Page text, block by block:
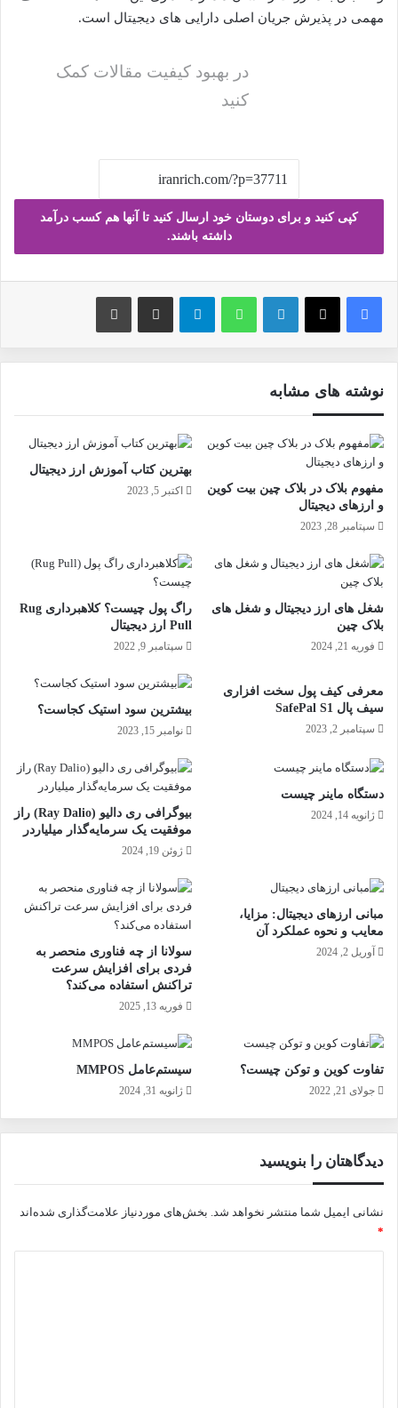
مهمی در پذیرش جریان اصلی دارایی های دیجیتال است.
در بهبود کیفیت مقالات کمک
کنید
کپی کنید و برای دوستان خود ارسال کنید تا آنها هم کسب درآمد
داشته باشند.
فیس بوک X لینکدین واتس آپ تلگرام ارسال ایمیل چاپ
نوشته های مشابه
مفهوم بلاک در بلاک چین بیت کوین
و ارزهای دیجیتال
سپتامبر 28, 2023
بهترین کتاب آموزش ارز دیجیتال
اکتبر 5, 2023
شغل های ارز دیجیتال و شغل های
بلاک چین
فوریه 21, 2024
راگ پول چیست؟ کلاهبرداری Rug
Pull ارز دیجیتال
سپتامبر 9, 2022
معرفی کیف پول سخت افزاری
سیف پال SafePal S1
سپتامبر 2, 2023
بیشترین سود استیک کجاست؟
نوامبر 15, 2023
دستگاه ماینر چیست
ژانویه 14, 2024
بیوگرافی ری دالیو (Ray Dalio) راز
موفقیت یک سرمایه‌گذار میلیاردر
ژوئن 19, 2024
مبانی ارزهای دیجیتال: مزایا،
معایب و نحوه عملکرد آن
آوریل 2, 2024
سولانا از چه فناوری منحصر به
فردی برای افزایش سرعت
تراکنش استفاده می‌کند؟
فوریه 13, 2025
تفاوت کوین و توکن چیست؟
جولای 21, 2022
سیستم‌عامل MMPOS
ژانویه 31, 2024
دیدگاهتان را بنویسید
نشانی ایمیل شما منتشر نخواهد شد. بخش‌های موردنیاز علامت‌گذاری شده‌اند
*